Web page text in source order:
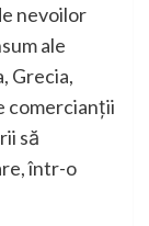
nevoilor
ale
Grecia,
comercianții
să
într-o